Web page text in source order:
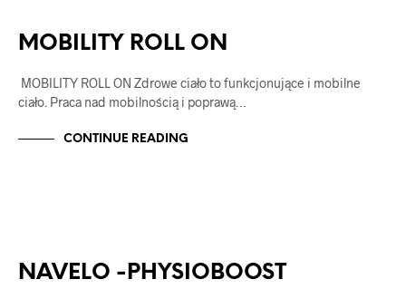
MOBILITY ROLL ON
MOBILITY ROLL ON Zdrowe ciało to funkcjonujące i mobilne
ciało. Praca nad mobilnością i poprawą…
CONTINUE READING
NAVELO -PHYSIOBOOST